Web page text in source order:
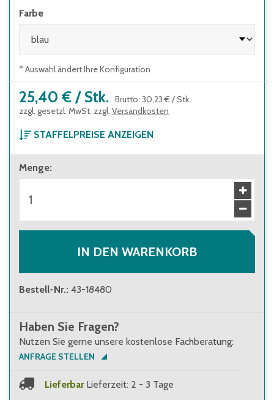
Farbe
* Auswahl ändert Ihre Konfiguration
25,40 € / Stk. Brutto: 30,23 € /Stk.
zzgl. gesetzl. MwSt. zzgl. Versandkosten
STAFFELPREISE ANZEIGEN
ab 1 Stück
25,40 €
ab 48 Stück
22,50 €
Menge:
IN DEN WARENKORB
Bestell-Nr.: 43-18480
Haben Sie Fragen?
Nutzen Sie gerne unsere kostenlose Fachberatung:
ANFRAGE STELLEN
Lieferbar Lieferzeit: 2 - 3 Tage